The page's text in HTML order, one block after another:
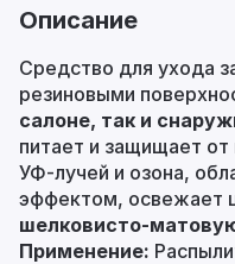
Описание
Средство для ухода
резиновыми
салоне, так и
питает и защищает от
УФ‑лучей и озона,
эффектом, освежает
Применение: